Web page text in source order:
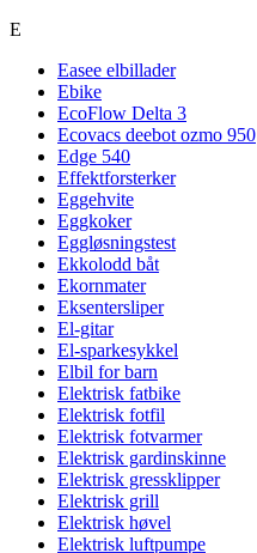
E
Easee elbillader
Ebike
EcoFlow Delta 3
Ecovacs deebot ozmo 950
Edge 540
Effektforsterker
Eggehvite
Eggkoker
Eggløsningstest
Ekkolodd båt
Ekornmater
Eksentersliper
El-gitar
El-sparkesykkel
Elbil for barn
Elektrisk fatbike
Elektrisk fotfil
Elektrisk fotvarmer
Elektrisk gardinskinne
Elektrisk gressklipper
Elektrisk grill
Elektrisk høvel
Elektrisk luftpumpe